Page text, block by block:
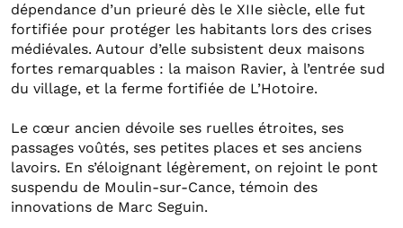
dépendance d’un prieuré dès le XIIe siècle, elle fut
fortifiée pour protéger les habitants lors des crises
médiévales. Autour d’elle subsistent deux maisons
fortes remarquables : la maison Ravier, à l’entrée sud
du village, et la ferme fortifiée de L’Hotoire.
Le cœur ancien dévoile ses ruelles étroites, ses
passages voûtés, ses petites places et ses anciens
lavoirs. En s’éloignant légèrement, on rejoint le pont
suspendu de Moulin-sur-Cance, témoin des
innovations de Marc Seguin.